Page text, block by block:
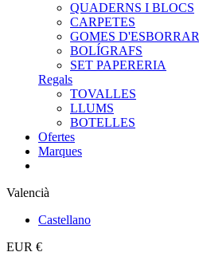
QUADERNS I BLOCS
CARPETES
GOMES D'ESBORRAR
BOLÍGRAFS
SET PAPERERIA
Regals
TOVALLES
LLUMS
BOTELLES
Ofertes
Marques
Valencià
Castellano
EUR €